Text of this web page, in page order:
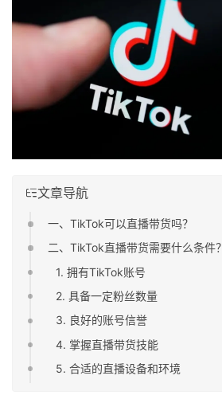
文章导航
一、TikTok可以直播带货吗？
二、TikTok直播带货需要什么条件？
1. 拥有TikTok账号
2. 具备一定粉丝数量
3. 良好的账号信誉
4. 掌握直播带货技能
5. 合适的直播设备和环境